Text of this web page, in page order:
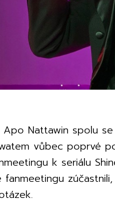
Apo Nattawin spolu
vůbec poprvé
k seriálu